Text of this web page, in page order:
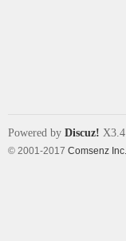
Powered by Discuz! X3.4
© 2001-2017 Comsenz Inc.